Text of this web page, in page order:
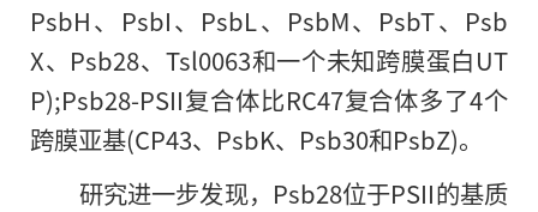
PsbH、PsbI、PsbL、PsbM、PsbT、Psb
X、Psb28、Tsl0063和一个未知跨膜蛋白UT
P);Psb28-PSII复合体比RC47复合体多了4个
跨膜亚基(CP43、PsbK、Psb30和PsbZ)。
研究进一步发现，Psb28位于PSII的基质